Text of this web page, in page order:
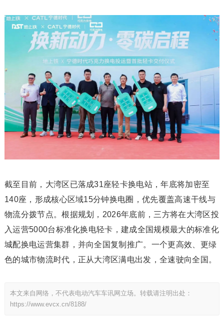
截至目前，大湾区已落成31座轻卡换电站，年底将加密至
140座，形成核心区域15分钟换电圈，优先覆盖高速干线与
物流分拨节点。根据规划，2026年底前，三方将在大湾区投
入运营5000台标准化换电轻卡，建成全国规模最大的标准化
城配换电运营集群，并向全国复制推广。一个更高效、更绿
色的城市物流时代，正从大湾区满电出发，全速驶向全国。
本文来自网络，不代表电动汽车车讯网立场。转载请注明出处：
https://www.evcx.cn/8188/